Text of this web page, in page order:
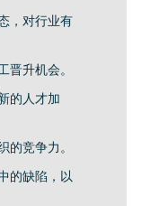
，对行业有
晋升机会。
的人才加
的竞争力。
的缺陷，以